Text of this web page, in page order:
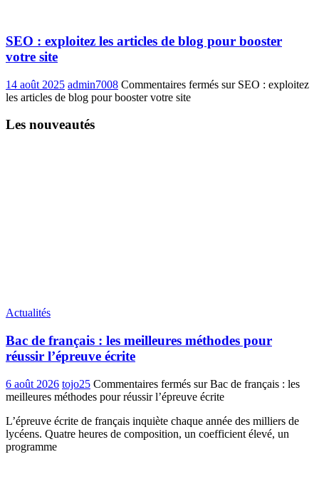
SEO : exploitez les articles de blog pour booster
votre site
14 août 2025 admin7008 Commentaires fermés sur SEO : exploitez
les articles de blog pour booster votre site
Les nouveautés
Actualités
Bac de français : les meilleures méthodes pour
réussir l’épreuve écrite
6 août 2026 tojo25 Commentaires fermés sur Bac de français : les
meilleures méthodes pour réussir l’épreuve écrite
L’épreuve écrite de français inquiète chaque année des milliers de
lycéens. Quatre heures de composition, un coefficient élevé, un
programme